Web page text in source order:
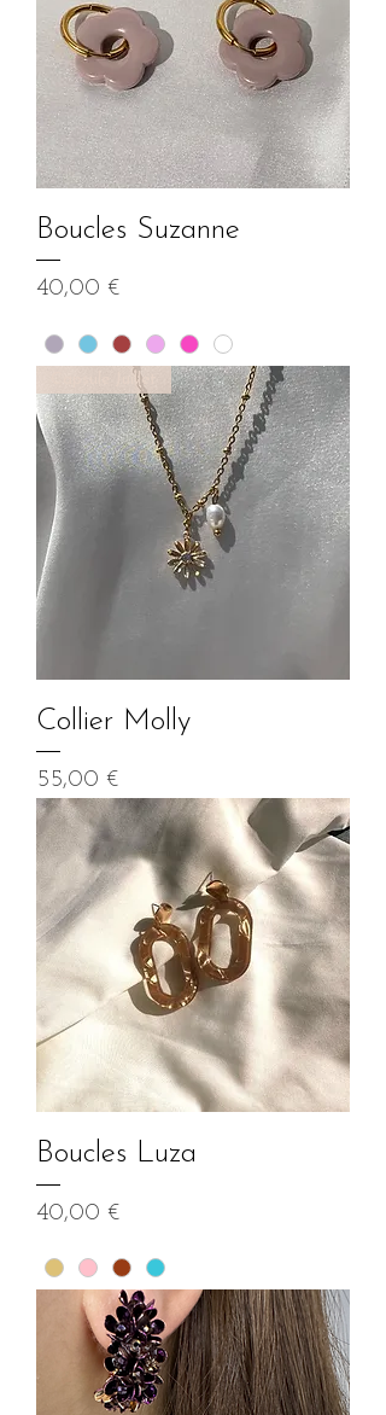
Boucles Suzanne
Prix
40,00 €
Capsule Juillet
Collier Molly
Prix
55,00 €
Boucles Luza
Prix
40,00 €